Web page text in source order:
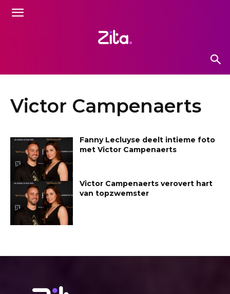
Victor Campenaerts
Fanny Lecluyse deelt intieme foto
met Victor Campenaerts
Victor Campenaerts verovert hart
van topzwemster